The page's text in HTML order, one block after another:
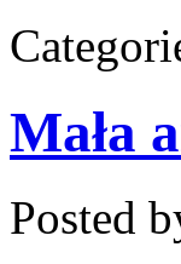
Mała
Posted